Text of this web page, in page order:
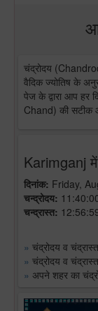
चंद्रोदय
वैदिक ज्योतिष के
पेज के द्वारा आप
Chand) की सटीक
Karimganj
दिनांक: Friday,
चन्द्रोदय:
चन्द्रास्त:
» चंद्रोदय व
» चंद्रोदय व
» अपने शहर का